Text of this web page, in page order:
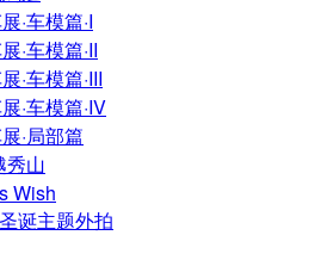
·车模篇·I
·车模篇·II
·车模篇·III
·车模篇·IV
·局部篇
秀山
Wish
诞主题外拍